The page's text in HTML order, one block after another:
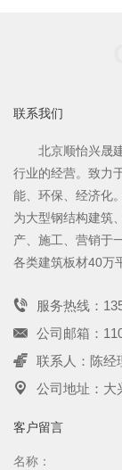
联系我们
北京顺怡兴晟建
行业的经营。致力
能、环保、经济化
为大型钢结构建筑
产、施工、营销于
各类建筑板材40万
服务热线：
公司邮箱：
联系人：陈经
公司地址：大
客户留言
名称：